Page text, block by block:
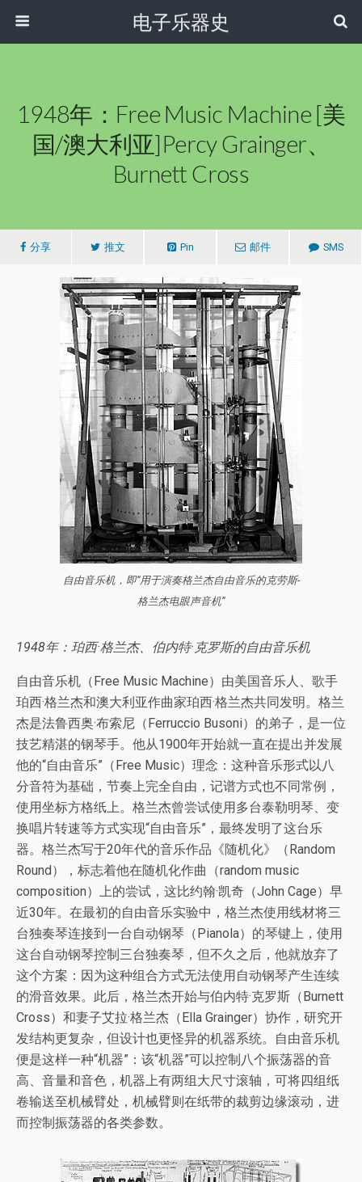
电子乐器史
1948年：Free Music Machine [美
国/澳大利亚]Percy Grainger、
Burnett Cross
分享 推文 Pin 邮件 SMS
自由音乐机，即“用于演奏格兰杰自由音乐的克劳斯-
格兰杰电眼声音机”
1948年：珀西·格兰杰、伯内特·克罗斯的自由音乐机
自由音乐机（Free Music Machine）由美国音乐人、歌手
珀西·格兰杰和澳大利亚作曲家珀西·格兰杰共同发明。格兰
杰是法鲁西奥·布索尼（Ferruccio Busoni）的弟子，是一位
技艺精湛的钢琴手。他从1900年开始就一直在提出并发展
他的“自由音乐”（Free Music）理念：这种音乐形式以八
分音符为基础，节奏上完全自由，记谱方式也不同常例，
使用坐标方格纸上。格兰杰曾尝试使用多台泰勒明琴、变
换唱片转速等方式实现“自由音乐”，最终发明了这台乐
器。格兰杰写于20年代的音乐作品《随机化》（Random
Round），标志着他在随机化作曲（random music
composition）上的尝试，这比约翰·凯奇（John Cage）早
近30年。在最初的自由音乐实验中，格兰杰使用线材将三
台独奏琴连接到一台自动钢琴（Pianola）的琴键上，使用
这台自动钢琴控制三台独奏琴，但不久之后，他就放弃了
这个方案：因为这种组合方式无法使用自动钢琴产生连续
的滑音效果。此后，格兰杰开始与伯内特·克罗斯（Burnett
Cross）和妻子艾拉·格兰杰（Ella Grainger）协作，研究开
发结构更复杂，但设计也更怪异的机器系统。自由音乐机
便是这样一种“机器”：该“机器”可以控制八个振荡器的音
高、音量和音色，机器上有两组大尺寸滚轴，可将四组纸
卷输送至机械臂处，机械臂则在纸带的裁剪边缘滚动，进
而控制振荡器的各类参数。